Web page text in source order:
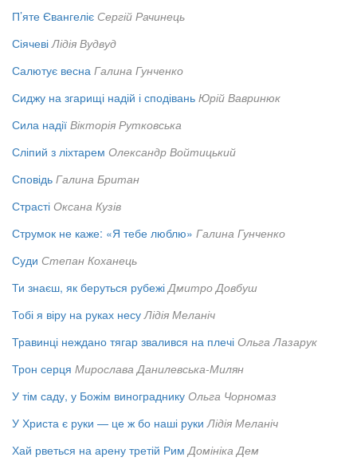
П’яте Євангеліє Сергій Рачинець
Сіячеві Лідія Вудвуд
Салютує весна Галина Гунченко
Сиджу на згарищі надій і сподівань Юрій Вавринюк
Сила надії Вікторія Рутковська
Сліпий з ліхтарем Олександр Войтицький
Сповідь Галина Британ
Страсті Оксана Кузів
Струмок не каже: «Я тебе люблю» Галина Гунченко
Суди Степан Коханець
Ти знаєш, як беруться рубежі Дмитро Довбуш
Тобі я віру на руках несу Лідія Меланіч
Травинці неждано тягар звалився на плечі Ольга Лазарук
Трон серця Мирослава Данилевська-Милян
У тім саду, у Божім винограднику Ольга Чорномаз
У Христа є руки — це ж бо наші руки Лідія Меланіч
Хай рветься на арену третій Рим Домініка Дем